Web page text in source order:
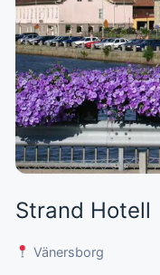
Strand Hotell
Vänersborg